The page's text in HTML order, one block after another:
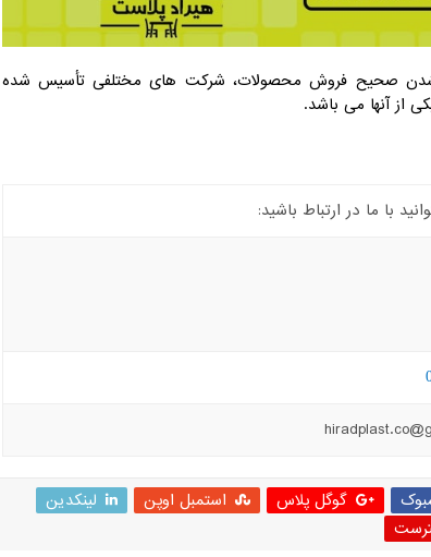
شدن صحیح فروش محصولات، شرکت های مختلفی تأسیس شده
از آنها می باشد.
با ما در ارتباط باشید:
گوگل پلاس استمبل اوپن
لینکدین